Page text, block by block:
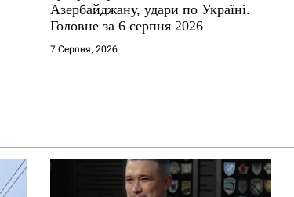
Азербайджану, удари по Україні.
Головне за 6 серпня 2026
7 Серпня, 2026